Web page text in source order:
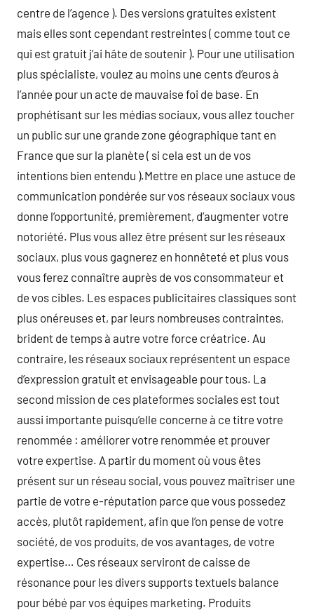
centre de l’agence ). Des versions gratuites existent
mais elles sont cependant restreintes ( comme tout ce
qui est gratuit j’ai hâte de soutenir ). Pour une utilisation
plus spécialiste, voulez au moins une cents d’euros à
l’année pour un acte de mauvaise foi de base. En
prophétisant sur les médias sociaux, vous allez toucher
un public sur une grande zone géographique tant en
France que sur la planète ( si cela est un de vos
intentions bien entendu ).Mettre en place une astuce de
communication pondérée sur vos réseaux sociaux vous
donne l’opportunité, premièrement, d’augmenter votre
notoriété. Plus vous allez être présent sur les réseaux
sociaux, plus vous gagnerez en honnêteté et plus vous
vous ferez connaître auprès de vos consommateur et
de vos cibles. Les espaces publicitaires classiques sont
plus onéreuses et, par leurs nombreuses contraintes,
brident de temps à autre votre force créatrice. Au
contraire, les réseaux sociaux représentent un espace
d’expression gratuit et envisageable pour tous. La
second mission de ces plateformes sociales est tout
aussi importante puisqu’elle concerne à ce titre votre
renommée : améliorer votre renommée et prouver
votre expertise. A partir du moment où vous êtes
présent sur un réseau social, vous pouvez maîtriser une
partie de votre e-réputation parce que vous possedez
accès, plutôt rapidement, afin que l’on pense de votre
société, de vos produits, de vos avantages, de votre
expertise… Ces réseaux serviront de caisse de
résonance pour les divers supports textuels balance
pour bébé par vos équipes marketing. Produits